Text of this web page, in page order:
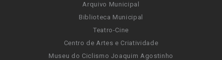
Arquivo Municipal
Biblioteca Municipal
Teatro-Cine
Centro de Artes e Criatividade
Museu do Ciclismo Joaquim Agostinho